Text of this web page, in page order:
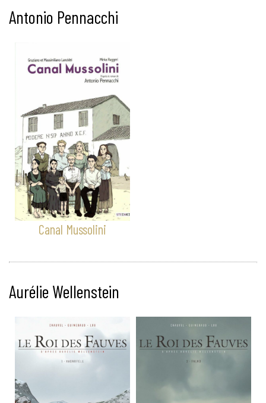
Antonio Pennacchi
Canal Mussolini
Aurélie Wellenstein